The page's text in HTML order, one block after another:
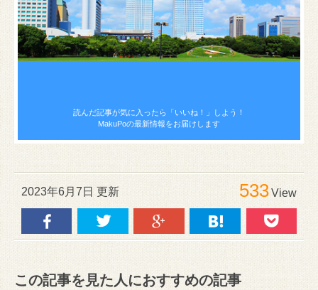
読んだ記事が気に入ったら 「いいね！」しよう！
MakuPoの最新情報をお届けします
2023年6月7日 更新 533View
この記事を見た人におすすめの記事